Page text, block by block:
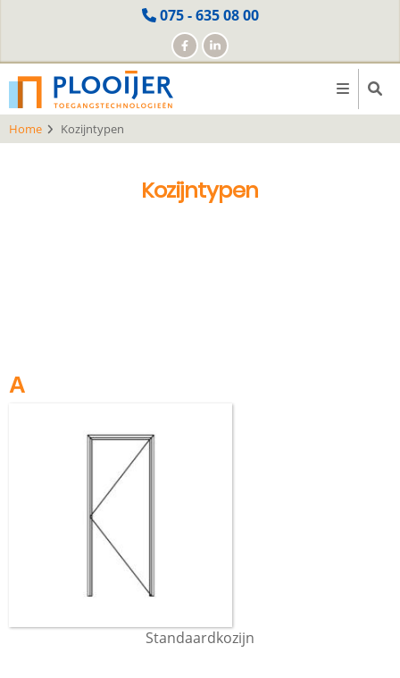
content
075 - 635 08 00
Home Kozijntypen
Kozijntypen
A
Standaardkozijn